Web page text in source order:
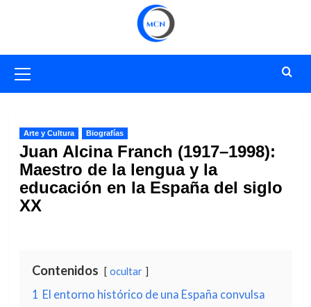
primario
Arte y Cultura Biografías
Juan Alcina Franch (1917–1998):
Maestro de la lengua y la
educación en la España del siglo
XX
Contenidos ocultar
1 El entorno histórico de una España convulsa